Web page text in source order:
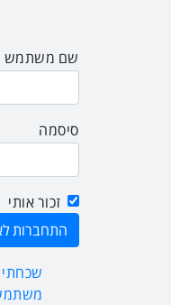
שם משתמש
סיסמה
זכור אותי